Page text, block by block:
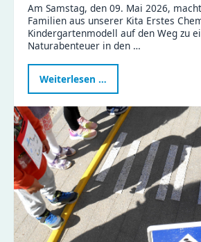
Am Samstag, den 09. Mai 2026,
Familien aus unserer Kita Erstes
Kindergartenmodell auf den Weg zu
Naturabenteuer in den …
Weiterlesen …
im
Familien
feiern
Muttertag
mit
Tiergeschichten
und
Bastelspaß